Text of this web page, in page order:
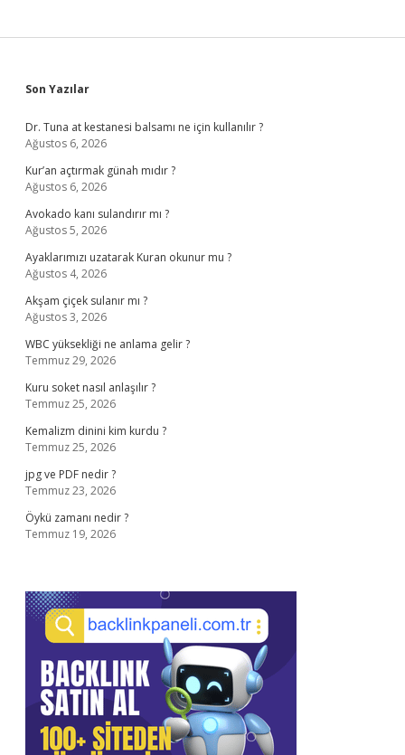
Sidebar
Son Yazılar
Dr. Tuna at kestanesi balsamı ne için kullanılır ?
Ağustos 6, 2026
Kur’an açtırmak günah mıdır ?
Ağustos 6, 2026
Avokado kanı sulandırır mı ?
Ağustos 5, 2026
Ayaklarımızı uzatarak Kuran okunur mu ?
Ağustos 4, 2026
Akşam çiçek sulanır mı ?
Ağustos 3, 2026
WBC yüksekliği ne anlama gelir ?
Temmuz 29, 2026
Kuru soket nasıl anlaşılır ?
Temmuz 25, 2026
Kemalizm dinini kim kurdu ?
Temmuz 25, 2026
jpg ve PDF nedir ?
Temmuz 23, 2026
Öykü zamanı nedir ?
Temmuz 19, 2026